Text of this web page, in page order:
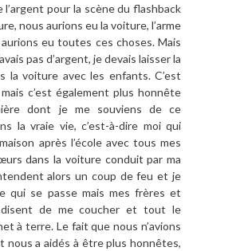
l’argent pour la scène du flashback
nous aurions eu la voiture, l’arme
eu toutes ces choses. Mais
pas d’argent, je devais laisser la
la voiture avec les enfants. C’est
c’est également plus honnête
dont je me souviens de ce
la vraie vie, c’est-à-dire moi qui
après l’école avec tous mes
dans la voiture conduit par ma
alors un coup de feu et je
qui se passe mais mes frères et
de me coucher et tout le
à terre. Le fait que nous n’avions
nous a aidés à être plus honnêtes,